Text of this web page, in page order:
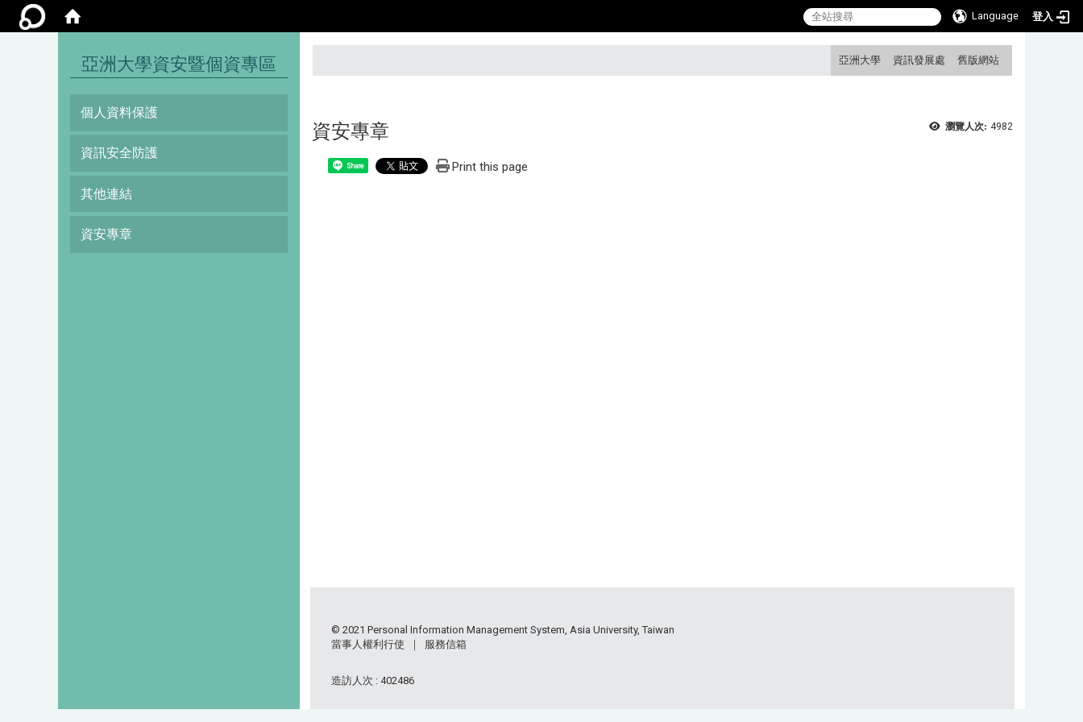
Language 登入
亞洲大學 資訊發展處 舊版網站
亞洲大學資安暨個資專區
個人資料保護
資訊安全防護
其他連結
資安專章
瀏覽人次: 4982
資安專章
Share Print this page
© 2021 Personal Information Management System, Asia University, Taiwan
當事人權利行使 ｜ 服務信箱
造訪人次 : 402486